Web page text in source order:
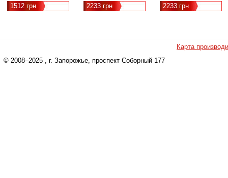
1512 грн 2233 грн 2233 грн
Карта
© 2008–2025 , г. Запорожье, проспект Соборный 177